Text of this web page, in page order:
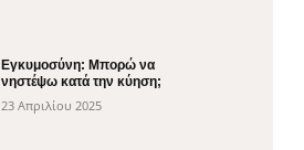
Εγκυμοσύνη: Μπορώ να
νηστέψω κατά την κύηση;
23 Απριλίου 2025